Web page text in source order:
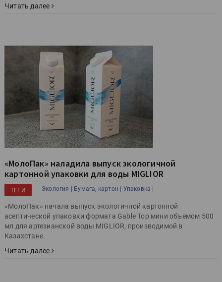
Читать далее
«МолоПак» наладила выпуск экологичной
картонной упаковки для воды MIGLIOR
ТЕГИ Экология | Бумага, картон | Упаковка |
«МолоПак» начала выпуск экологичной картонной
асептической упаковки формата Gable Top мини объемом 500
мл для артезианской воды MIGLIOR, производимой в
Казахстане.
Читать далее